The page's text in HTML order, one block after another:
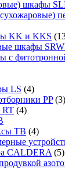
шкафы
KK и KKS
шкафы
с
LS (4)
PP (3)
RT (4)
TB (4)
CALDERA (5)